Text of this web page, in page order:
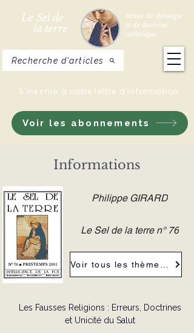
Le Sel de
la terre
Revue de théologie
et de doctrine
catholique
Voir les abonnements
S'inscrire à notre lettre d'information
Recherche d'articles
Informations
Philippe GIRARD
Le Sel de la terre n° 76
Les Fausses Religions : Erreurs, Doctrines
et Unicité du Salut